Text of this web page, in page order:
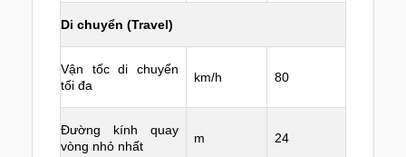
Di chuyển (Travel)
Vận tốc di chuyển
tối đa
km/h 80
Đường kính quay
vòng nhỏ nhất
m 24